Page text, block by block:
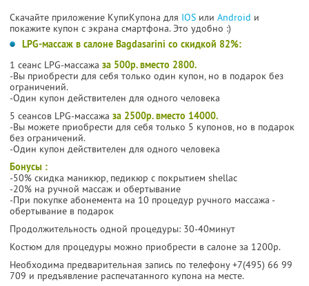
Скачайте приложение КупиКупона для IOS или Android и
покажите купон с экрана смартфона. Это удобно :)
LPG-массаж в салоне Bagdasarini со скидкой 82%:
1 сеанс LPG-массажа за 500р. вместо 2800.
-Вы приобрести для себя только один купон, но в подарок без
ограничений.
-Один купон действителен для одного человека
5 сеансов LPG-массажа за 2500р. вместо 14000.
-Вы можете приобрести для себя только 5 купонов, но в подарок
без ограничений.
-Один купон действителен для одного человека
Бонусы :
-50% скидка маникюр, педикюр с покрытием shellac
-20% на ручной массаж и обертывание
-При покупке абонемента на 10 процедур ручного массажа -
обертывание в подарок
Продолжительность одной процедуры: 30-40минут
Костюм для процедуры можно приобрести в салоне за 1200р.
Необходима предварительная запись по телефону +7(495) 66 99
709 и предъявление распечатанного купона на месте.